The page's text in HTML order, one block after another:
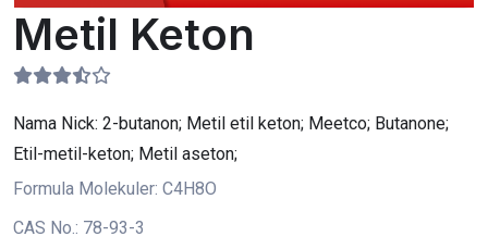
Metil Keton
Nama Nick: 2-butanon; Metil etil keton; Meetco; Butanone;
Etil-metil-keton; Metil aseton;
Formula Molekuler: C4H8O
CAS No.: 78-93-3